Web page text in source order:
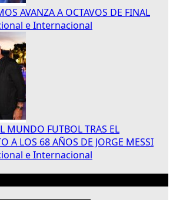
AVANZA A OCTAVOS DE FINAL
e Internacional
MUNDO FUTBOL TRAS EL
A LOS 68 AÑOS DE JORGE MESSI
e Internacional